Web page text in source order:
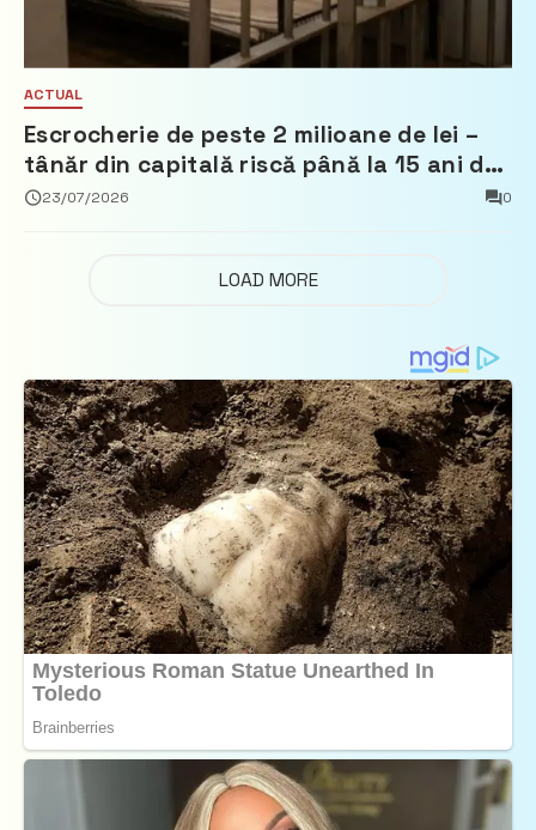
ACTUAL
Escrocherie de peste 2 milioane de lei –
tânăr din capitală riscă până la 15 ani de
închisoare
23/07/2026 0
LOAD MORE